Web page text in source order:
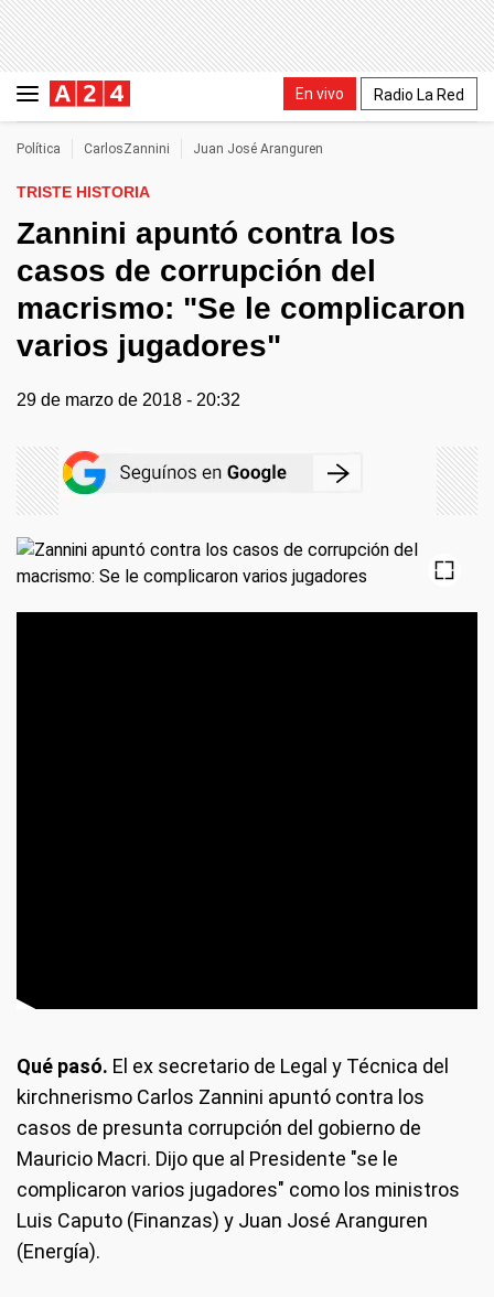
En vivo Radio La Red
Política CarlosZannini Juan José Aranguren
TRISTE HISTORIA
Zannini apuntó contra los
casos de corrupción del
macrismo: "Se le complicaron
varios jugadores"
29 de marzo de 2018 - 20:32
Qué pasó. El ex secretario de Legal y Técnica del
kirchnerismo Carlos Zannini apuntó contra los
casos de presunta corrupción del gobierno de
Mauricio Macri. Dijo que al Presidente "se le
complicaron varios jugadores" como los ministros
Luis Caputo (Finanzas) y Juan José Aranguren
(Energía).